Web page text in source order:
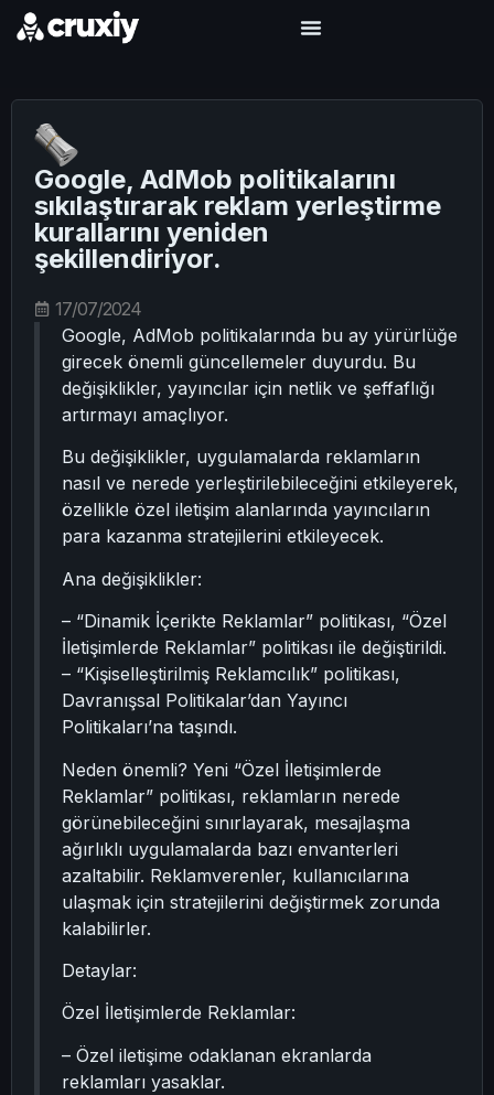
Google, AdMob politikalarını
sıkılaştırarak reklam yerleştirme
kurallarını yeniden
şekillendiriyor.
17/07/2024
Google, AdMob politikalarında bu ay yürürlüğe
girecek önemli güncellemeler duyurdu. Bu
değişiklikler, yayıncılar için netlik ve şeffaflığı
artırmayı amaçlıyor.
Bu değişiklikler, uygulamalarda reklamların
nasıl ve nerede yerleştirilebileceğini etkileyerek,
özellikle özel iletişim alanlarında yayıncıların
para kazanma stratejilerini etkileyecek.
Ana değişiklikler:
– “Dinamik İçerikte Reklamlar” politikası, “Özel
İletişimlerde Reklamlar” politikası ile değiştirildi.
– “Kişiselleştirilmiş Reklamcılık” politikası,
Davranışsal Politikalar’dan Yayıncı
Politikaları’na taşındı.
Neden önemli? Yeni “Özel İletişimlerde
Reklamlar” politikası, reklamların nerede
görünebileceğini sınırlayarak, mesajlaşma
ağırlıklı uygulamalarda bazı envanterleri
azaltabilir. Reklamverenler, kullanıcılarına
ulaşmak için stratejilerini değiştirmek zorunda
kalabilirler.
Detaylar:
Özel İletişimlerde Reklamlar:
– Özel iletişime odaklanan ekranlarda
reklamları yasaklar.